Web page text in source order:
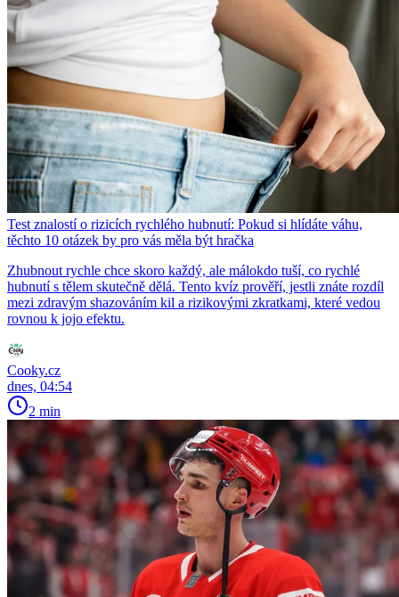
Test znalostí o rizicích rychlého hubnutí: Pokud si hlídáte váhu,
těchto 10 otázek by pro vás měla být hračka
Zhubnout rychle chce skoro každý, ale málokdo tuší, co rychlé
hubnutí s tělem skutečně dělá. Tento kvíz prověří, jestli znáte rozdíl
mezi zdravým shazováním kil a rizikovými zkratkami, které vedou
rovnou k jojo efektu.
Cooky.cz
dnes, 04:54
2 min